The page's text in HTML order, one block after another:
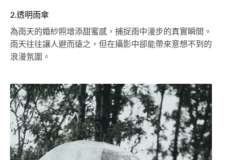
2.透明雨傘
為雨天的婚紗照增添甜蜜感，捕捉雨中漫步的真實瞬間。
雨天往往讓人避而遠之，但在攝影中卻能帶來意想不到的
浪漫氛圍。